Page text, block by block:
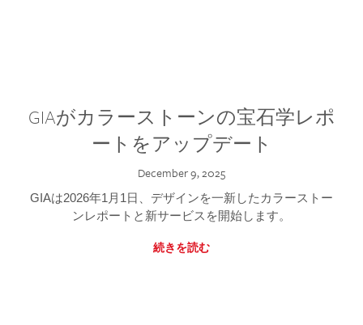
GIAがカラーストーンの宝石学レポ
ートをアップデート
December 9, 2025
GIAは2026年1月1日、デザインを一新したカラーストー
ンレポートと新サービスを開始します。
続きを読む